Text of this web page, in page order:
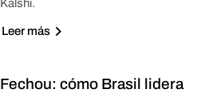
Kalshi.
Leer más
Fechou: cómo Brasil lidera